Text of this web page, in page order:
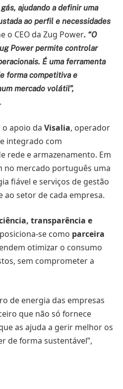
ajudando a definir uma
ao perfil e necessidades
o CEO da Zug Power. “O
Power permite controlar
É uma ferramenta
forma competitiva e
mercado volátil”,
apoio da Visalia, operador
integrado com
rede e armazenamento. Em
no mercado português uma
fiável e serviços de gestão
ao setor de cada empresa.
transparência e
se como parceira
otimizar o consumo
sem comprometer a
de energia das empresas
que não só fornece
as ajuda a gerir melhor os
de forma sustentável”,